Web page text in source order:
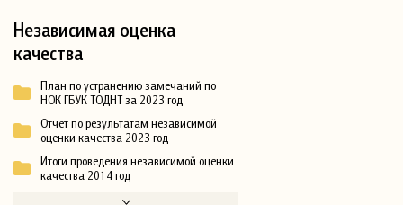
Независимая оценка
качества
План по устранению замечаний по
НОК ГБУК ТОДНТ за 2023 год
Отчет по результатам независимой
оценки качества 2023 год
Итоги проведения независимой оценки
качества 2014 год